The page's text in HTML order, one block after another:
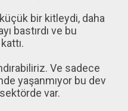
bir kitleydi, daha
bastırdı ve bu
Ve sadece
yaşanmıyor bu dev
var.